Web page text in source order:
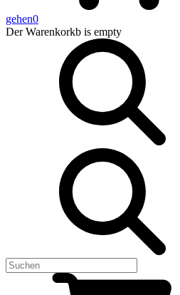
gehen0
Der Warenkorkb is empty